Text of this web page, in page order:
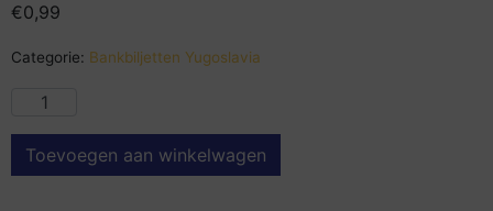
€0,99
Categorie: Bankbiljetten Yugoslavia
Toevoegen aan winkelwagen